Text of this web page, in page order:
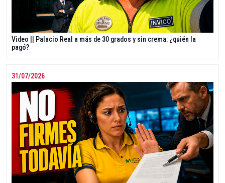
Video || Palacio Real a más de 30 grados y sin crema: ¿quién la
pagó?
31/07/2026